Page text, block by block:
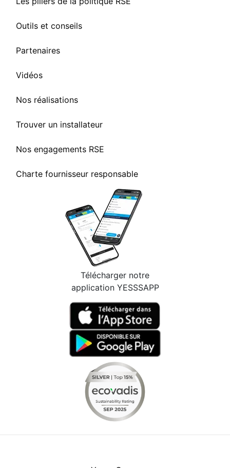
Outils et conseils
Partenaires
Vidéos
Nos réalisations
Trouver un installateur
Nos engagements RSE
Charte fournisseur responsable
Télécharger notre
application YESSSAPP